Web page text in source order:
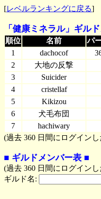
[レベルランキングに戻る]
「健康ミネラル」ギル
順位
名前 パ
1
dachocof
2
大地の反撃
3
Suicider
4
cristellaf
5
Kikizou
6
犬毛布団
7
hachiwary
(過去 360 日間にログイン
■ ギルドメンバー表 ■
(過去 360 日間にログイン
ギルド名: